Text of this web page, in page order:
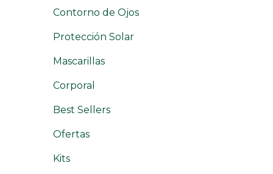
Contorno de Ojos
Protección Solar
Mascarillas
Corporal
Best Sellers
Ofertas
Kits